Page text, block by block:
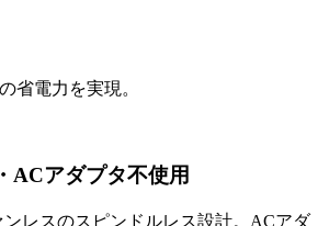
省電力を実現。
ACアダプタ不使用
レスのスピンドルレス設計。ACアダ